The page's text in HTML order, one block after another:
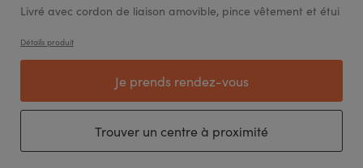
Livré avec cordon de liaison amovible, pince vêtement et étui
Détails produit
Je prends rendez-vous
Trouver un centre à proximité